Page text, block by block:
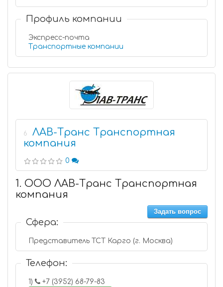
Профиль компании
Экспресс-почта
Транспортные компании
6
ЛАВ-Транс Транспортная
компания
0
1. ООО ЛАВ-Транс Транспортная
компания
Задать вопрос
Сфера:
Представитель ТСТ Карго (г. Москва)
Телефон:
1)
+7 (3952) 68-79-83